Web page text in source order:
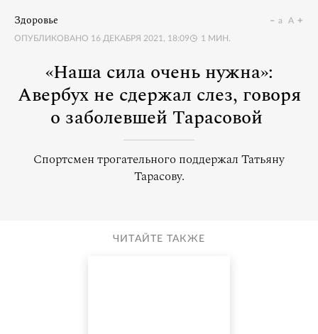
Здоровье
ОПУБЛИКОВАНО 16 ДЕКАБРЯ 2021, 18:09 1 МИН.
a A
«Наша сила очень нужна»:
Авербух не сдержал слез, говоря
о заболевшей Тарасовой
Спортсмен трогательного поддержал Татьяну
Тарасову.
ЧИТАЙТЕ ТАКЖЕ